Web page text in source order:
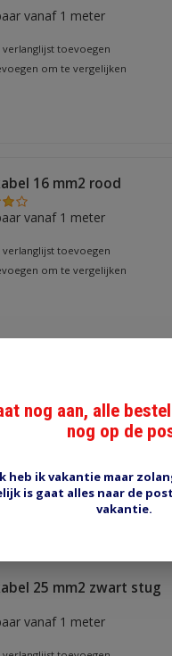
vanaf 1 meter
verlanglijst toevoegen
om te vergelijken
16 mm2 rood
vanaf 1 meter
verlanglijst toevoegen
om te vergelijken
vanaf 1 meter
om te vergelijken
25 mm2 zwart stug
vanaf 1 meter
nog aan, alle
nog op de
heb ik vakantie maar
is gaat alles naar de
vakantie.